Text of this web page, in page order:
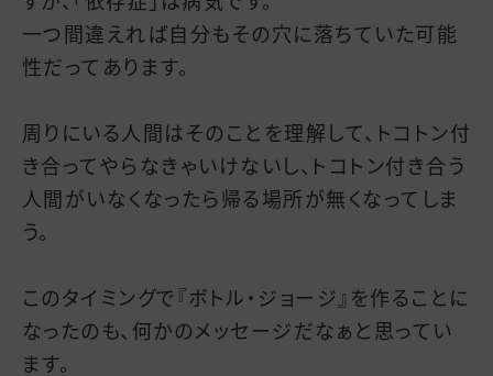
一つ間違えれば自分もその穴に落ちていた可能
性だってあります。
周りにいる人間はそのことを理解して、トコトン付
き合ってやらなきゃいけないし、トコトン付き合う
人間がいなくなったら帰る場所が無くなってしま
う。
このタイミングで『ボトル・ジョージ』を作ることに
なったのも、何かのメッセージだなぁと思ってい
ます。